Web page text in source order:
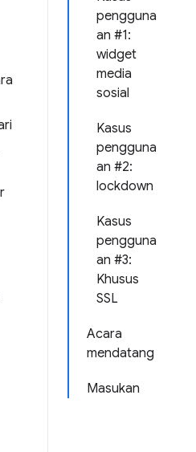
pengguna
an #1:
widget
media
sosial
Kasus
pengguna
an #2:
lockdown
Kasus
pengguna
an #3:
Khusus
SSL
Acara
mendatang
Masukan